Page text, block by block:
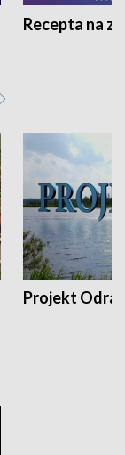
Recepta na
Projekt Odra